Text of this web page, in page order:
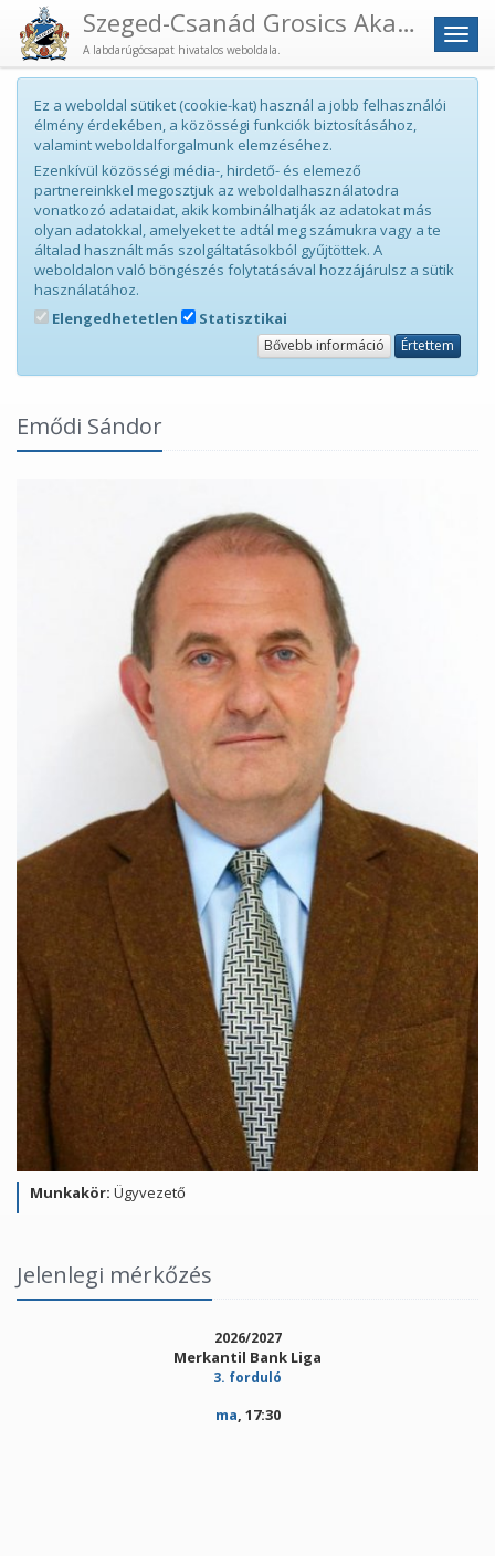
Menü
Szeged-Csanád Grosics Akadémia
A labdarúgócsapat hivatalos weboldala.
Ez a weboldal sütiket (cookie-kat) használ a jobb felhasználói
élmény érdekében, a közösségi funkciók biztosításához,
valamint weboldalforgalmunk elemzéséhez.
Ezenkívül közösségi média-, hirdető- és elemező
partnereinkkel megosztjuk az weboldalhasználatodra
vonatkozó adataidat, akik kombinálhatják az adatokat más
olyan adatokkal, amelyeket te adtál meg számukra vagy a te
általad használt más szolgáltatásokból gyűjtöttek. A
weboldalon való böngészés folytatásával hozzájárulsz a sütik
használatához.
Elengedhetetlen
Statisztikai
Bővebb információ Értettem
Emődi Sándor
Munkakör: Ügyvezető
Jelenlegi mérkőzés
2026/2027
Merkantil Bank Liga
3. forduló
ma, 17:30